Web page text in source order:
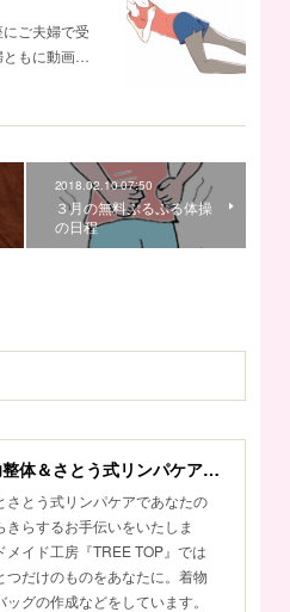
ご夫婦で受
ともに動画…
2018.02.10 07:50
３月の無料ぷるぷる体操
の日程
えん気功整体＆さとう式リンパケアサロン
さとう式リンパケアであなたの
きらするお手伝いをいたしま
メイド工房『TREE TOP』では
つだけのものをあなたに。着物
ッグの作成などをしています。